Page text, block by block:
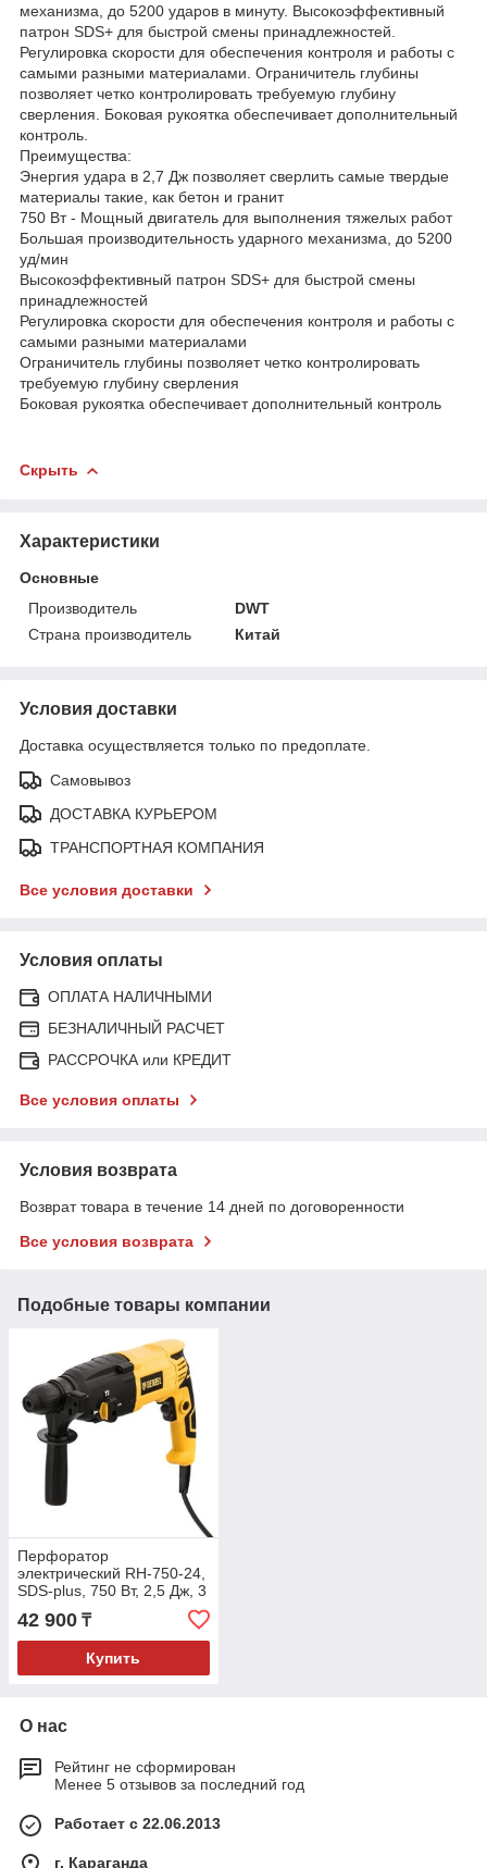
механизма, до 5200 ударов в минуту. Высокоэффективный
патрон SDS+ для быстрой смены принадлежностей.
Регулировка скорости для обеспечения контроля и работы с
самыми разными материалами. Ограничитель глубины
позволяет четко контролировать требуемую глубину
сверления. Боковая рукоятка обеспечивает дополнительный
контроль.
Преимущества:
Энергия удара в 2,7 Дж позволяет сверлить самые твердые
материалы такие, как бетон и гранит
750 Вт - Мощный двигатель для выполнения тяжелых работ
Большая производительность ударного механизма, до 5200
уд/мин
Высокоэффективный патрон SDS+ для быстрой смены
принадлежностей
Регулировка скорости для обеспечения контроля и работы с
самыми разными материалами
Ограничитель глубины позволяет четко контролировать
требуемую глубину сверления
Боковая рукоятка обеспечивает дополнительный контроль
Скрыть
Характеристики
Основные
Производитель
DWT
Страна производитель
Китай
Условия доставки
Доставка осуществляется только по предоплате.
Самовывоз
ДОСТАВКА КУРЬЕРОМ
ТРАНСПОРТНАЯ КОМПАНИЯ
Все условия доставки
Условия оплаты
ОПЛАТА НАЛИЧНЫМИ
БЕЗНАЛИЧНЫЙ РАСЧЕТ
РАССРОЧКА или КРЕДИТ
Все условия оплаты
Условия возврата
Возврат товара в течение 14 дней по договоренности
Все условия возврата
Подобные товары компании
Перфоратор
электрический RH-750-24,
SDS-plus, 750 Вт, 2,5 Дж, 3
реж.// Denzel
42 900 ₸
Купить
О нас
Рейтинг не сформирован
Менее 5 отзывов за последний год
Работает с 22.06.2013
г. Караганда